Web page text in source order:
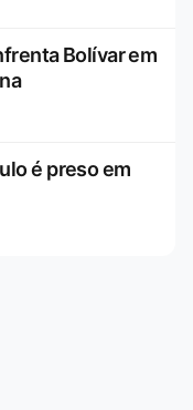
Bolívar em
é preso em